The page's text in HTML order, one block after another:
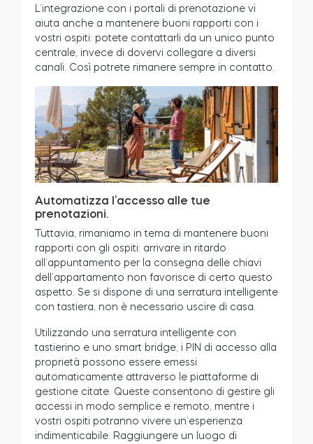
L’integrazione con i portali di prenotazione vi
aiuta anche a mantenere buoni rapporti con i
vostri ospiti: potete contattarli da un unico punto
centrale, invece di dovervi collegare a diversi
canali. Così potrete rimanere sempre in contatto.
Automatizza l’accesso alle tue
prenotazioni.
Tuttavia, rimaniamo in tema di mantenere buoni
rapporti con gli ospiti: arrivare in ritardo
all’appuntamento per la consegna delle chiavi
dell’appartamento non favorisce di certo questo
aspetto. Se si dispone di una serratura intelligente
con tastiera, non è necessario uscire di casa.
Utilizzando una serratura intelligente con
tastierino e uno smart bridge, i PIN di accesso alla
proprietà possono essere emessi
automaticamente attraverso le piattaforme di
gestione citate. Queste consentono di gestire gli
accessi in modo semplice e remoto, mentre i
vostri ospiti potranno vivere un’esperienza
indimenticabile. Raggiungere un luogo di